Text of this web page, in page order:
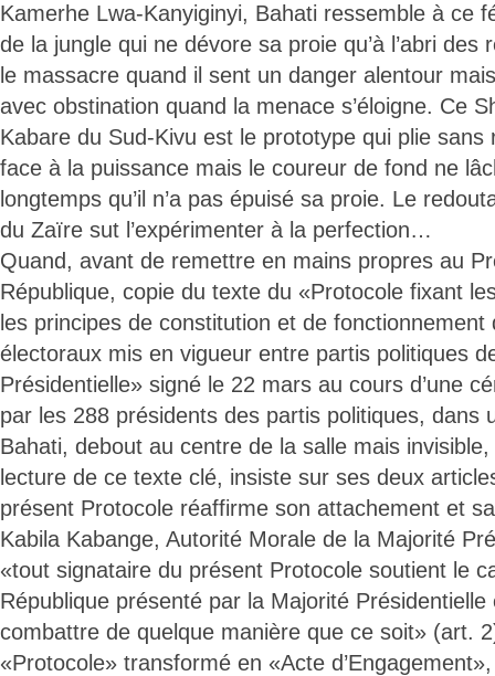
Kamerhe Lwa-Kanyiginyi, Bahati ressemble à ce
de la jungle qui ne dévore sa proie qu’à l’abri des
le massacre quand il sent un danger alentour
avec obstination quand la menace s’éloigne. Ce
Kabare du Sud-Kivu est le prototype qui plie sans
face à la puissance mais le coureur de fond ne
longtemps qu’il n’a pas épuisé sa proie. Le
du Zaïre sut l’expérimenter à la perfection…
Quand, avant de remettre en mains propres au
République, copie du texte du «Protocole fixant
les principes de constitution et de
électoraux mis en vigueur entre partis politiques
Présidentielle» signé le 22 mars au cours d’une
par les 288 présidents des partis politiques, dans
Bahati, debout au centre de la salle mais
lecture de ce texte clé, insiste sur ses deux
présent Protocole réaffirme son attachement et
Kabila Kabange, Autorité Morale de la Majorité
«tout signataire du présent Protocole soutient le
République présenté par la Majorité Présidentielle
combattre de quelque manière que ce soit» (art.
«Protocole» transformé en «Acte